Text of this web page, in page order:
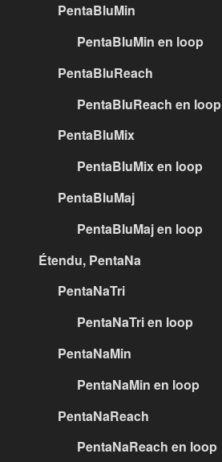
PentaBluMin
PentaBluMin en loop
PentaBluReach
PentaBluReach en loop
PentaBluMix
PentaBluMix en loop
PentaBluMaj
PentaBluMaj en loop
Étendu, PentaNa
PentaNaTri
PentaNaTri en loop
PentaNaMin
PentaNaMin en loop
PentaNaReach
PentaNaReach en loop